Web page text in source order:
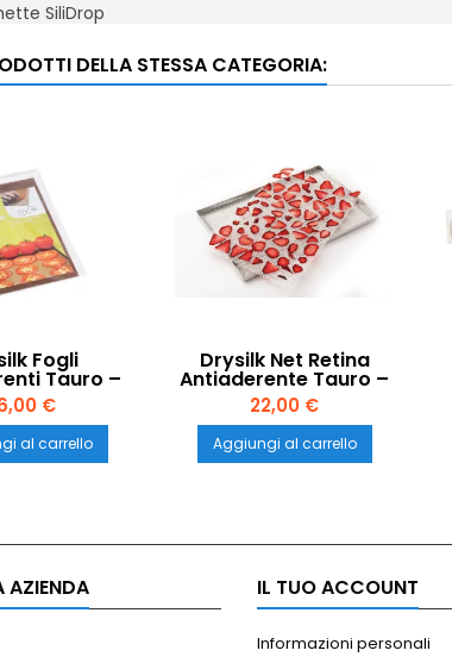
SiliDrop
DELLA STESSA CATEGORIA:
Fogli
Tauro –
Pezzi per
€
al carrello
Drysilk Net Retina
Antiaderente Tauro –
Set da 6 Pezzi per
Essiccatori
22,00 €
Aggiungi al carrello
AZIENDA IL TUO ACCOUNT
Informazioni personali